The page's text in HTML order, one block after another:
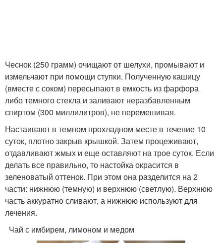
Чеснок (250 грамм) очищают от шелухи, промывают и
измельчают при помощи ступки. Полученную кашицу
(вместе с соком) пересыпают в емкость из фарфора
либо темного стекла и заливают неразбавленным
спиртом (300 миллилитров), не перемешивая.
Настаивают в темном прохладном месте в течение 10
суток, плотно закрыв крышкой. Затем процеживают,
отдавливают жмых и еще оставляют на трое суток. Если
делать все правильно, то настойка окрасится в
зеленоватый оттенок. При этом она разделится на 2
части: нижнюю (темную) и верхнюю (светлую). Верхнюю
часть аккуратно сливают, а нижнюю используют для
лечения.
Чай с имбирем, лимоном и медом